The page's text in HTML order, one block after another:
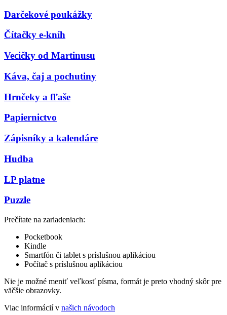
Darčekové poukážky
Čítačky e-kníh
Vecičky od Martinusu
Káva, čaj a pochutiny
Hrnčeky a fľaše
Papiernictvo
Zápisníky a kalendáre
Hudba
LP platne
Puzzle
Prečítate na zariadeniach:
Pocketbook
Kindle
Smartfón či tablet s príslušnou aplikáciou
Počítač s príslušnou aplikáciou
Nie je možné meniť veľkosť písma, formát je preto vhodný skôr pre
väčšie obrazovky.
Viac informácií v našich návodoch